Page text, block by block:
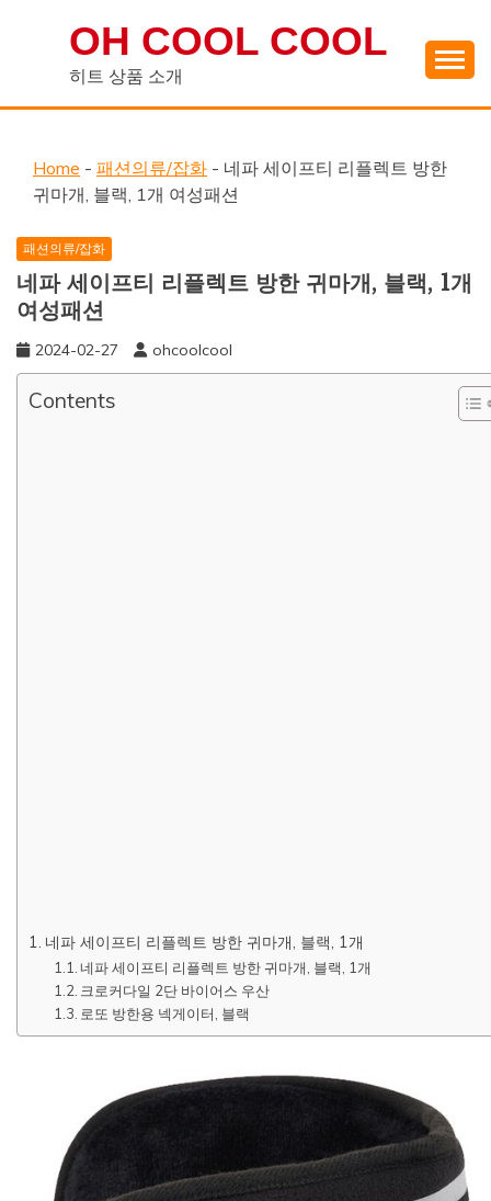
OH COOL COOL
히트 상품 소개
Home - 패션의류/잡화 - 네파 세이프티 리플렉트 방한
귀마개, 블랙, 1개 여성패션
패션의류/잡화
네파 세이프티 리플렉트 방한 귀마개, 블랙, 1개
여성패션
2024-02-27 ohcoolcool
Contents
네파 세이프티 리플렉트 방한 귀마개, 블랙, 1개
네파 세이프티 리플렉트 방한 귀마개, 블랙, 1개
크로커다일 2단 바이어스 우산
로또 방한용 넥게이터, 블랙